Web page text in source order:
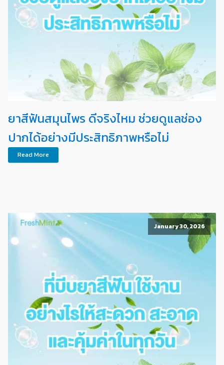
ยาสีฟันสมุนไพร ดีจริงไหม ช่วยดูแลช่อง
ปากได้อย่างมีประสิทธิภาพหรือไม่
Read More
January 30, 2026